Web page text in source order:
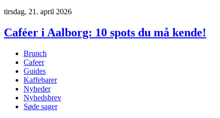
tirsdag, 21. april 2026
Caféer i Aalborg: 10 spots du må kende!
Brunch
Cafeer
Guides
Kaffebarer
Nyheder
Nyhedsbrev
Søde sager